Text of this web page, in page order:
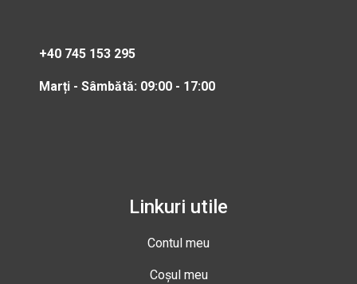
+40 745 153 295
Marți - Sâmbătă: 09:00 - 17:00
Linkuri utile
Contul meu
Coșul meu